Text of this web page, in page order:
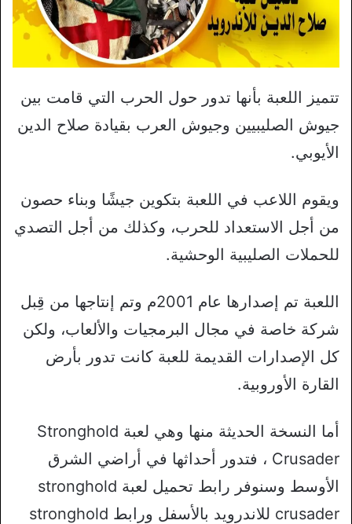
تتميز اللعبة بأنها تدور حول الحرب التي قامت بين
جيوش الصليبيين وجيوش العرب بقيادة صلاح الدين
الأيوبي.
ويقوم اللاعب في اللعبة بتكوين جيشًا وبناء حصون
من أجل الاستعداد للحرب، وكذلك من أجل التصدي
للحملات الصليبية الوحشية.
اللعبة تم إصدارها عام 2001م وتم إنتاجها من قِبل
شركة خاصة في مجال البرمجيات والألعاب، ولكن
كل الإصدارات القديمة للعبة كانت تدور بأرض
القارة الأوروبية.
أما النسخة الحديثة منها وهي لعبة Stronghold
Crusader ، فتدور أحداثها في أراضي الشرق
الأوسط وسنوفر رابط تحميل لعبة stronghold
crusader للاندرويد بالأسفل ورابط stronghold